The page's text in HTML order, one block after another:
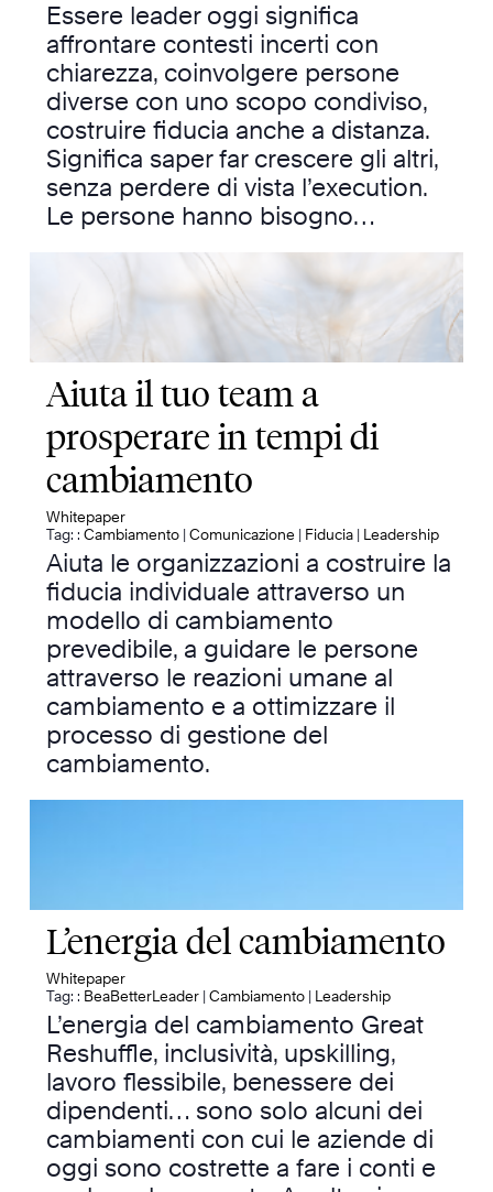
Essere leader oggi significa
affrontare contesti incerti con
chiarezza, coinvolgere persone
diverse con uno scopo condiviso,
costruire fiducia anche a distanza.
Significa saper far crescere gli altri,
senza perdere di vista l’execution.
Le persone hanno bisogno…
Aiuta il tuo team a
prosperare in tempi di
cambiamento
Whitepaper
Tag: : Cambiamento |Comunicazione | Fiducia | Leadership
Aiuta le organizzazioni a costruire la
fiducia individuale attraverso un
modello di cambiamento
prevedibile, a guidare le persone
attraverso le reazioni umane al
cambiamento e a ottimizzare il
processo di gestione del
cambiamento.
L’energia del cambiamento
Whitepaper
Tag: : BeaBetterLeader |Cambiamento | Leadership
L’energia del cambiamento Great
Reshuffle, inclusività, upskilling,
lavoro flessibile, benessere dei
dipendenti… sono solo alcuni dei
cambiamenti con cui le aziende di
oggi sono costrette a fare i conti e